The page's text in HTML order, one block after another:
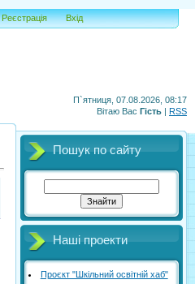
П`ятниця, 07.08.2026, 08:17
Вітаю Вас Гість | RSS
Реєстрація Вхід
Пошук по сайту
Наші проекти
Проєкт "Шкільний освітній хаб"